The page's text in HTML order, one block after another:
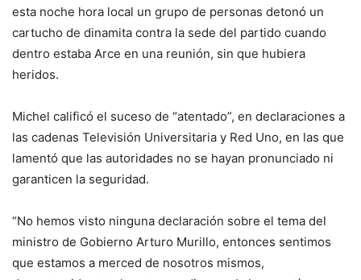
esta noche hora local un grupo de personas detonó un
cartucho de dinamita contra la sede del partido cuando
dentro estaba Arce en una reunión, sin que hubiera
heridos.
Michel calificó el suceso de “atentado”, en declaraciones a
las cadenas Televisión Universitaria y Red Uno, en las que
lamentó que las autoridades no se hayan pronunciado ni
garanticen la seguridad.
“No hemos visto ninguna declaración sobre el tema del
ministro de Gobierno Arturo Murillo, entonces sentimos
que estamos a merced de nosotros mismos,